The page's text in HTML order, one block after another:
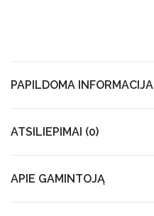
PAPILDOMA INFORMACIJA
ATSILIEPIMAI (0)
APIE GAMINTOJĄ